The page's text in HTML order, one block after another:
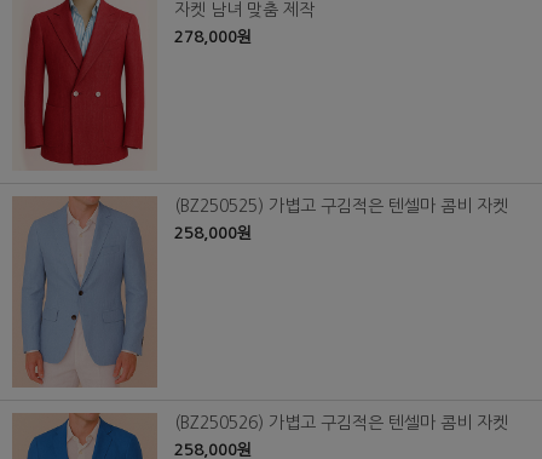
자켓 남녀 맞춤 제작
278,000원
(BZ250525) 가볍고 구김적은 텐셀마 콤비 자켓
258,000원
(BZ250526) 가볍고 구김적은 텐셀마 콤비 자켓
258,000원